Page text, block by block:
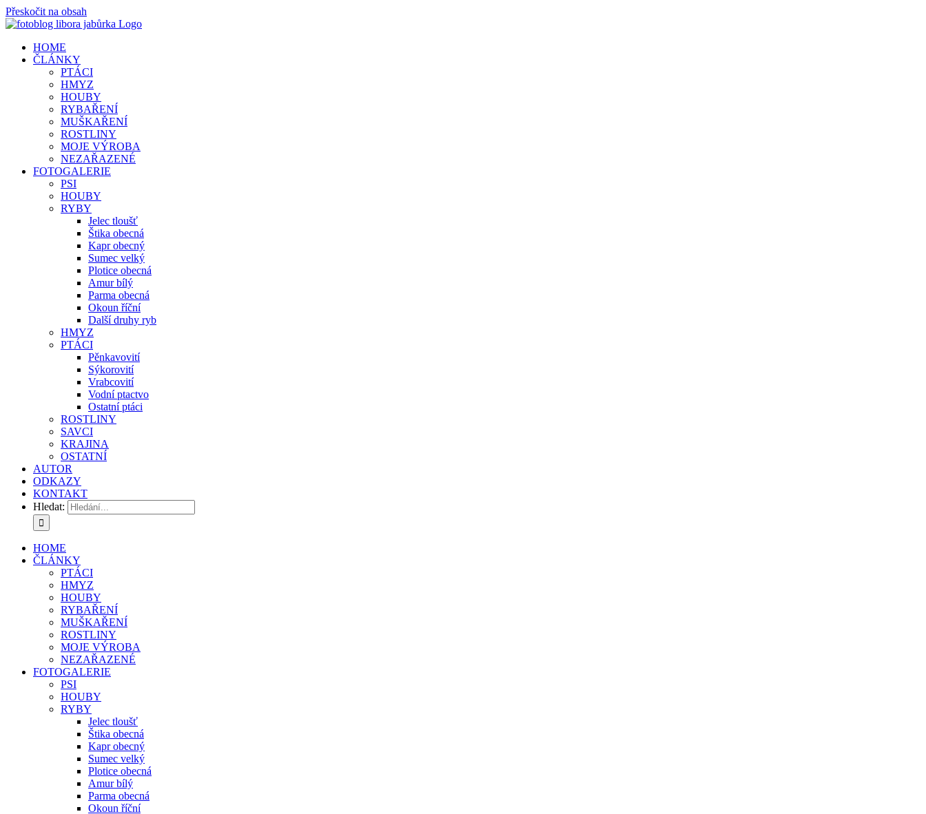
Přeskočit na obsah
HOME
ČLÁNKY
PTÁCI
HMYZ
HOUBY
RYBAŘENÍ
MUŠKAŘENÍ
ROSTLINY
MOJE VÝROBA
NEZAŘAZENÉ
FOTOGALERIE
PSI
HOUBY
RYBY
Jelec tloušť
Štika obecná
Kapr obecný
Sumec velký
Plotice obecná
Amur bílý
Parma obecná
Okoun říční
Další druhy ryb
HMYZ
PTÁCI
Pěnkavovití
Sýkorovití
Vrabcovití
Vodní ptactvo
Ostatní ptáci
ROSTLINY
SAVCI
KRAJINA
OSTATNÍ
AUTOR
ODKAZY
KONTAKT
Hledat:
HOME
ČLÁNKY
PTÁCI
HMYZ
HOUBY
RYBAŘENÍ
MUŠKAŘENÍ
ROSTLINY
MOJE VÝROBA
NEZAŘAZENÉ
FOTOGALERIE
PSI
HOUBY
RYBY
Jelec tloušť
Štika obecná
Kapr obecný
Sumec velký
Plotice obecná
Amur bílý
Parma obecná
Okoun říční